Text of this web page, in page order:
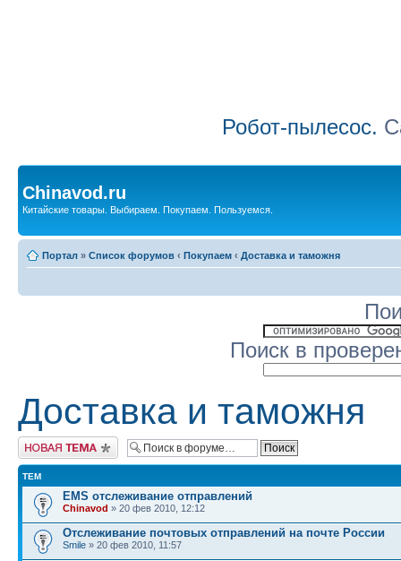
Робот-пылесос.
Chinavod.ru
Китайские товары. Выбираем. Покупаем. Пользуемся.
Портал » Список форумов ‹ Покупаем ‹ Доставка и таможня
Поиск в
Доставка и таможня
Начать новую тему
ТЕМ
EMS отслеживание отправлений
Chinavod » 20 фев 2010, 12:12
Отслеживание почтовых отправлений на почте России
Smile » 20 фев 2010, 11:57